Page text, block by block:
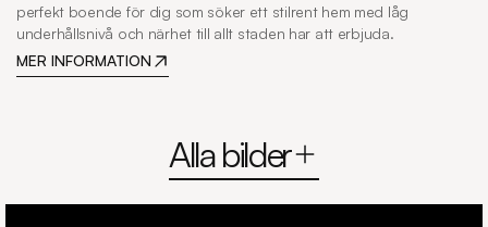
perfekt boende för dig som söker ett stilrent hem med låg
underhållsnivå och närhet till allt staden har att erbjuda.
MER INFORMATION
Alla bilder